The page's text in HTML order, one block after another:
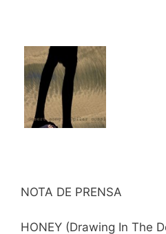
NOTA DE PRENSA
HONEY (Drawing In The